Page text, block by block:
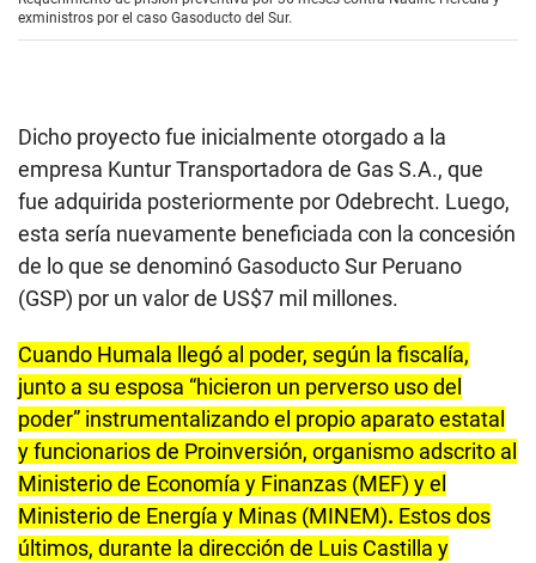
Dicho proyecto fue inicialmente otorgado a la
empresa Kuntur Transportadora de Gas S.A., que
de lo que se denominó Gasoducto Sur Peruano
(GSP) por un valor de US$7 mil millones.
Cuando Humala llegó al poder, según la fiscalía,
junto a su esposa “hicieron un perverso uso del
poder” instrumentalizando el propio aparato estatal
Ministerio de Economía y Finanzas (MEF) y el
Ministerio de Energía y Minas (MINEM).Estos dos
últimos, durante la dirección de Luis Castilla y
Eleodoro Mayorga, respectivamente.
A través de diversos cambios, documentos,
acuerdos y reuniones, Odebrecht habría logrado ser